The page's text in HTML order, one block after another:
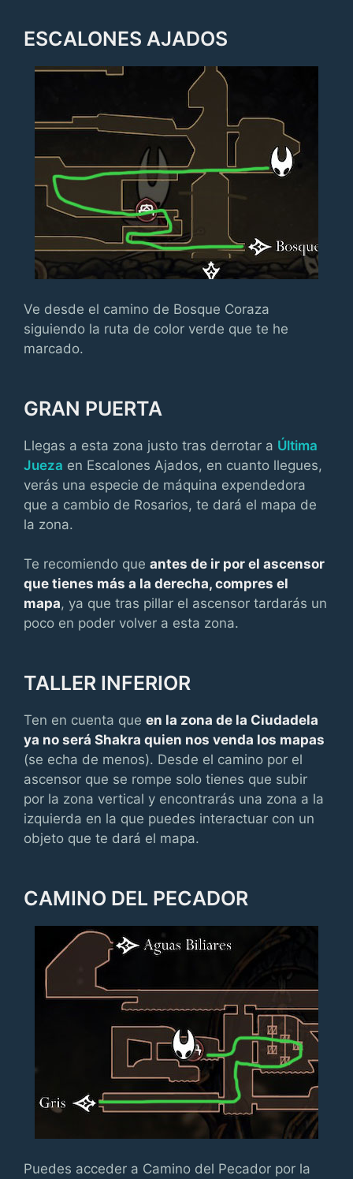
ESCALONES AJADOS
Ve desde el camino de Bosque Coraza
siguiendo la ruta de color verde que te he
marcado.
GRAN PUERTA
Llegas a esta zona justo tras derrotar a Última
Jueza en Escalones Ajados, en cuanto llegues,
verás una especie de máquina expendedora
que a cambio de Rosarios, te dará el mapa de
la zona.
Te recomiendo que antes de ir por el ascensor
que tienes más a la derecha, compres el
mapa, ya que tras pillar el ascensor tardarás un
poco en poder volver a esta zona.
TALLER INFERIOR
Ten en cuenta que en la zona de la Ciudadela
ya no será Shakra quien nos venda los mapas
(se echa de menos). Desde el camino por el
ascensor que se rompe solo tienes que subir
por la zona vertical y encontrarás una zona a la
izquierda en la que puedes interactuar con un
objeto que te dará el mapa.
CAMINO DEL PECADOR
Puedes acceder a Camino del Pecador por la